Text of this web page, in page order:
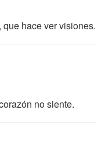
hace ver visiones.
no siente.